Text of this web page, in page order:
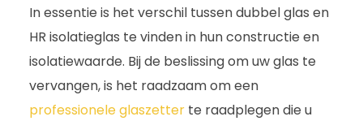
In essentie is het verschil tussen dubbel glas en
HR isolatieglas te vinden in hun constructie en
isolatiewaarde. Bij de beslissing om uw glas te
vervangen, is het raadzaam om een
professionele glaszetter te raadplegen die u